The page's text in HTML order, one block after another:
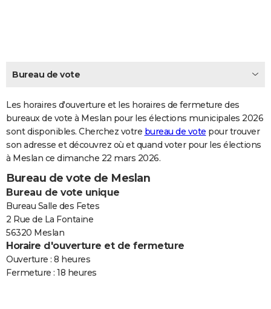
Carte de Noël
Carte Bonne année
Carte Saint-Valentin
Carte Pâques
Carte d'anniversaire
DICTIONNAIRE
Dictionnaire
Biographies
Citations
Expressions
Proverbes
PROGRAMME TV
COPAINS D'AVANT
S'inscrire
Se connecter
Lycées
Collèges
Primaires
Universités
Entreprises
Service militaire
Avis de recherche
AVIS DE DÉCÈS
FORUM
Bricolage
Lifestyle
Culture
Sport
Auto
Television
Voyage
Cinema
Bureau de vote
Les horaires d'ouverture et les horaires de fermeture des
bureaux de vote à Meslan pour les élections municipales 2026
sont disponibles. Cherchez votre bureau de vote pour trouver
son adresse et découvrez où et quand voter pour les élections
à Meslan ce dimanche 22 mars 2026.
Bureau de vote de Meslan
Bureau de vote unique
Bureau Salle des Fetes
2 Rue de La Fontaine
56320 Meslan
Horaire d'ouverture et de fermeture
Ouverture : 8 heures
Fermeture : 18 heures